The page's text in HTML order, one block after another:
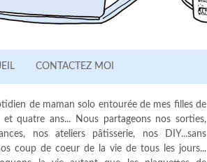
CONTACTEZ MOI
de maman solo entourée de mes filles de
et quatre ans... Nous partageons nos sorties,
nos ateliers pâtisserie, nos DIY...sans
coup de coeur de la vie de tous les jours...